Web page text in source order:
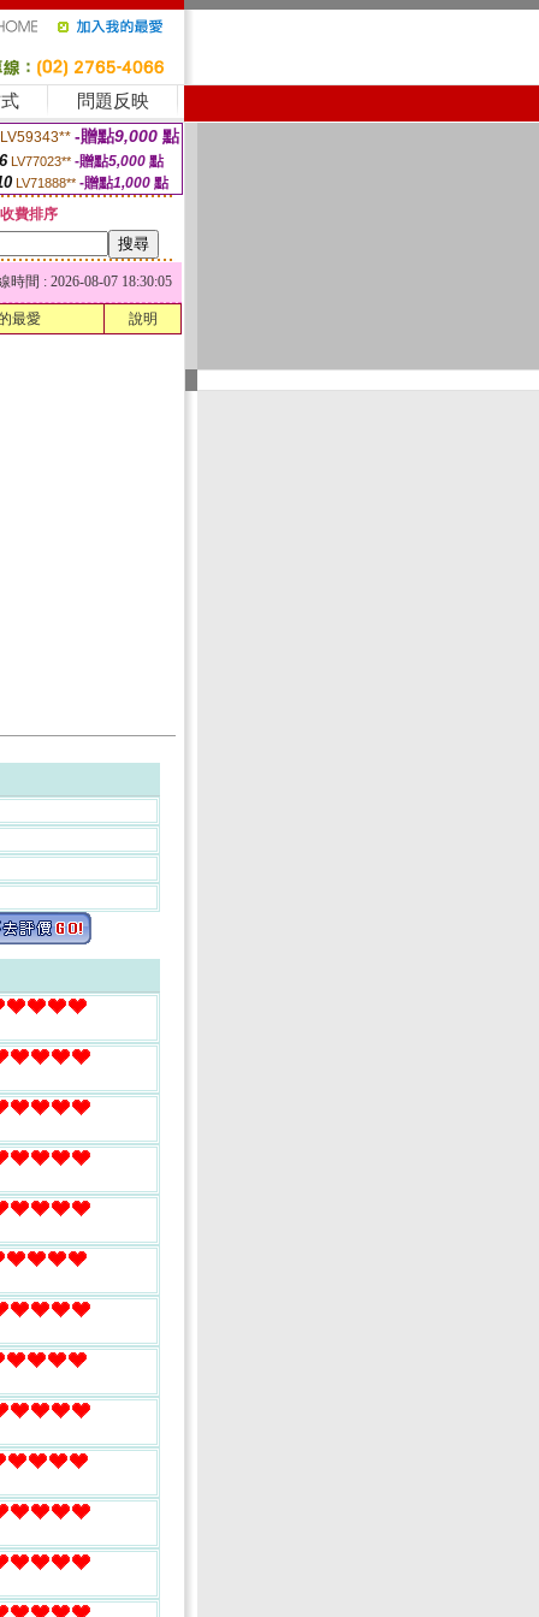
問題反映
LV59343** -贈點9,000 點
LV77023** -贈點5,000點
LV71888** -贈點1,000 點
費排序
時間 : 2026-08-07 18:30:05
最愛 說明